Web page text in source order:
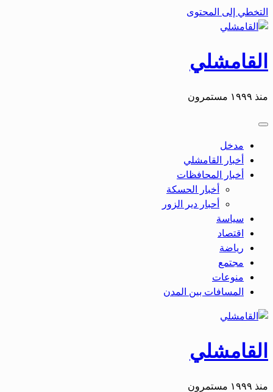
التخطي إلى المحتوى
القامشلي
منذ ١٩٩٩ مستمرون
مدخل
أخبار القامشلي
أخبار المحافظات
أخبار الحسكة
أحبار دير الزور
سياسة
اقتصاد
رياضة
مجتمع
منوعات
المسافات بين المدن
القامشلي
منذ ١٩٩٩ مستمرون